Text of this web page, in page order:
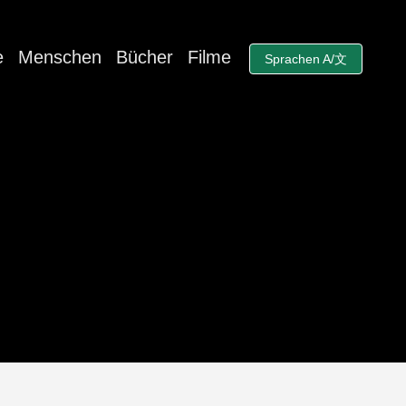
Menschen Bücher Filme Sprachen A/文